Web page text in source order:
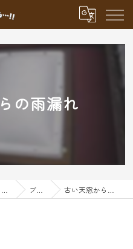
の雨漏れ
ブログ 古い天窓からの雨漏れ